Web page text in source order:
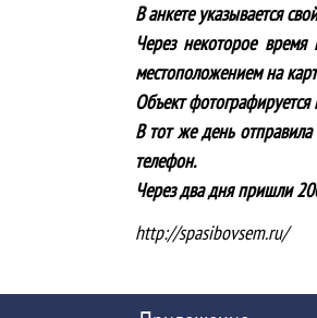
В анкете указывается
Через некоторое
местоположением на
Объект
В тот же день
телефон.
Через два дня пришли
http://spasibovsem.ru/